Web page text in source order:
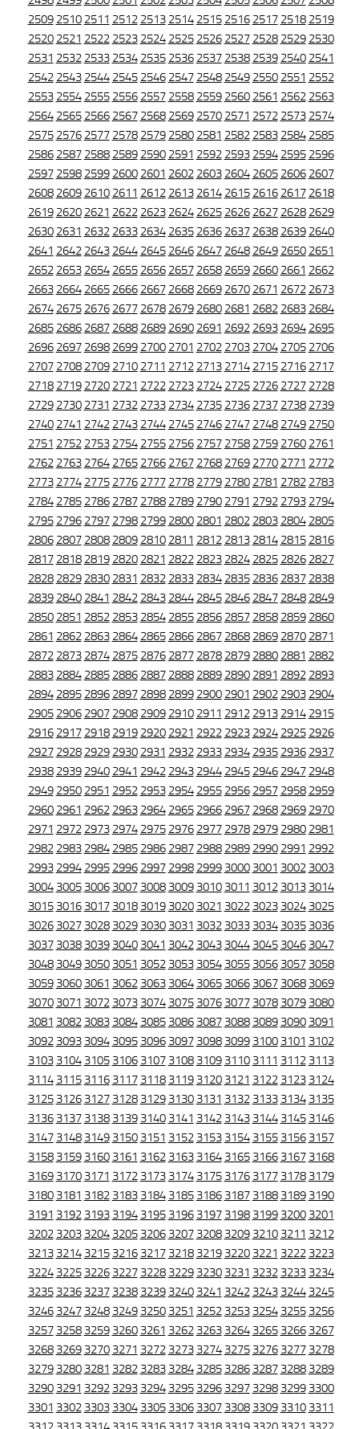
2509 2510 2511 2512 2513 2514 2515 2516 2517 2518 2519
2520 2521 2522 2523 2524 2525 2526 2527 2528 2529 2530
2531 2532 2533 2534 2535 2536 2537 2538 2539 2540 2541
2542 2543 2544 2545 2546 2547 2548 2549 2550 2551 2552
2553 2554 2555 2556 2557 2558 2559 2560 2561 2562 2563
2564 2565 2566 2567 2568 2569 2570 2571 2572 2573 2574
2575 2576 2577 2578 2579 2580 2581 2582 2583 2584 2585
2586 2587 2588 2589 2590 2591 2592 2593 2594 2595 2596
2597 2598 2599 2600 2601 2602 2603 2604 2605 2606 2607
2608 2609 2610 2611 2612 2613 2614 2615 2616 2617 2618
2619 2620 2621 2622 2623 2624 2625 2626 2627 2628 2629
2630 2631 2632 2633 2634 2635 2636 2637 2638 2639 2640
2641 2642 2643 2644 2645 2646 2647 2648 2649 2650 2651
2652 2653 2654 2655 2656 2657 2658 2659 2660 2661 2662
2663 2664 2665 2666 2667 2668 2669 2670 2671 2672 2673
2674 2675 2676 2677 2678 2679 2680 2681 2682 2683 2684
2685 2686 2687 2688 2689 2690 2691 2692 2693 2694 2695
2696 2697 2698 2699 2700 2701 2702 2703 2704 2705 2706
2707 2708 2709 2710 2711 2712 2713 2714 2715 2716 2717
2718 2719 2720 2721 2722 2723 2724 2725 2726 2727 2728
2729 2730 2731 2732 2733 2734 2735 2736 2737 2738 2739
2740 2741 2742 2743 2744 2745 2746 2747 2748 2749 2750
2751 2752 2753 2754 2755 2756 2757 2758 2759 2760 2761
2762 2763 2764 2765 2766 2767 2768 2769 2770 2771 2772
2773 2774 2775 2776 2777 2778 2779 2780 2781 2782 2783
2784 2785 2786 2787 2788 2789 2790 2791 2792 2793 2794
2795 2796 2797 2798 2799 2800 2801 2802 2803 2804 2805
2806 2807 2808 2809 2810 2811 2812 2813 2814 2815 2816
2817 2818 2819 2820 2821 2822 2823 2824 2825 2826 2827
2828 2829 2830 2831 2832 2833 2834 2835 2836 2837 2838
2839 2840 2841 2842 2843 2844 2845 2846 2847 2848 2849
2850 2851 2852 2853 2854 2855 2856 2857 2858 2859 2860
2861 2862 2863 2864 2865 2866 2867 2868 2869 2870 2871
2872 2873 2874 2875 2876 2877 2878 2879 2880 2881 2882
2883 2884 2885 2886 2887 2888 2889 2890 2891 2892 2893
2894 2895 2896 2897 2898 2899 2900 2901 2902 2903 2904
2905 2906 2907 2908 2909 2910 2911 2912 2913 2914 2915
2916 2917 2918 2919 2920 2921 2922 2923 2924 2925 2926
2927 2928 2929 2930 2931 2932 2933 2934 2935 2936 2937
2938 2939 2940 2941 2942 2943 2944 2945 2946 2947 2948
2949 2950 2951 2952 2953 2954 2955 2956 2957 2958 2959
2960 2961 2962 2963 2964 2965 2966 2967 2968 2969 2970
2971 2972 2973 2974 2975 2976 2977 2978 2979 2980 2981
2982 2983 2984 2985 2986 2987 2988 2989 2990 2991 2992
2993 2994 2995 2996 2997 2998 2999 3000 3001 3002 3003
3004 3005 3006 3007 3008 3009 3010 3011 3012 3013 3014
3015 3016 3017 3018 3019 3020 3021 3022 3023 3024 3025
3026 3027 3028 3029 3030 3031 3032 3033 3034 3035 3036
3037 3038 3039 3040 3041 3042 3043 3044 3045 3046 3047
3048 3049 3050 3051 3052 3053 3054 3055 3056 3057 3058
3059 3060 3061 3062 3063 3064 3065 3066 3067 3068 3069
3070 3071 3072 3073 3074 3075 3076 3077 3078 3079 3080
3081 3082 3083 3084 3085 3086 3087 3088 3089 3090 3091
3092 3093 3094 3095 3096 3097 3098 3099 3100 3101 3102
3103 3104 3105 3106 3107 3108 3109 3110 3111 3112 3113
3114 3115 3116 3117 3118 3119 3120 3121 3122 3123 3124
3125 3126 3127 3128 3129 3130 3131 3132 3133 3134 3135
3136 3137 3138 3139 3140 3141 3142 3143 3144 3145 3146
3147 3148 3149 3150 3151 3152 3153 3154 3155 3156 3157
3158 3159 3160 3161 3162 3163 3164 3165 3166 3167 3168
3169 3170 3171 3172 3173 3174 3175 3176 3177 3178 3179
3180 3181 3182 3183 3184 3185 3186 3187 3188 3189 3190
3191 3192 3193 3194 3195 3196 3197 3198 3199 3200 3201
3202 3203 3204 3205 3206 3207 3208 3209 3210 3211 3212
3213 3214 3215 3216 3217 3218 3219 3220 3221 3222 3223
3224 3225 3226 3227 3228 3229 3230 3231 3232 3233 3234
3235 3236 3237 3238 3239 3240 3241 3242 3243 3244 3245
3246 3247 3248 3249 3250 3251 3252 3253 3254 3255 3256
3257 3258 3259 3260 3261 3262 3263 3264 3265 3266 3267
3268 3269 3270 3271 3272 3273 3274 3275 3276 3277 3278
3279 3280 3281 3282 3283 3284 3285 3286 3287 3288 3289
3290 3291 3292 3293 3294 3295 3296 3297 3298 3299 3300
3301 3302 3303 3304 3305 3306 3307 3308 3309 3310 3311